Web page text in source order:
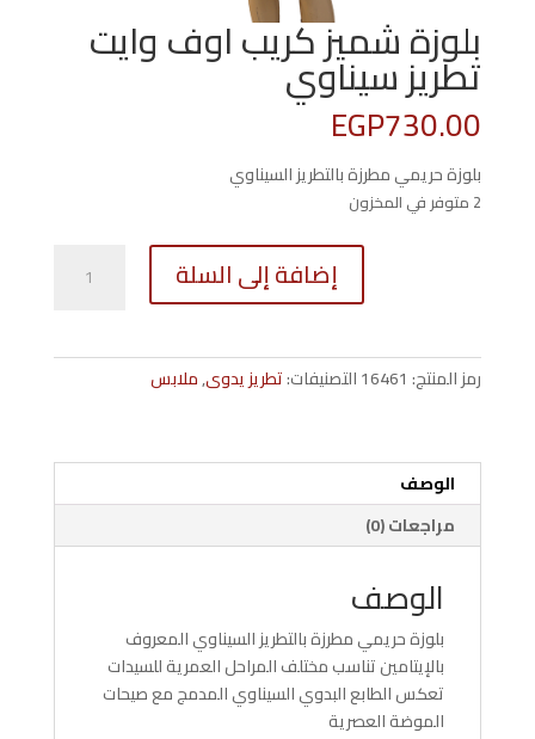
بلوزة شميز كريب اوف وايت
تطريز سيناوي
EGP730.00
بلوزة حريمي مطرزة بالتطريز السيناوي
2 متوفر في المخزون
اوف
إضافة إلى السلة
رمز المنتج: 16461التصنيفات:تطريز يدوى,ملابس
الوصف
مراجعات (0)
الوصف
بلوزة حريمي مطرزة بالتطريز السيناوي المعروف
بالإيتامين تناسب مختلف المراحل العمرية للسيدات
تعكس الطابع البدوي السيناوي المدمج مع صيحات
الموضة العصرية